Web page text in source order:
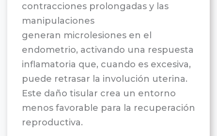
contracciones prolongadas y las
manipulaciones
generan microlesiones en el
endometrio, activando una respuesta
inflamatoria que, cuando es excesiva,
puede retrasar la involución uterina.
Este daño tisular crea un entorno
menos favorable para la recuperación
reproductiva.